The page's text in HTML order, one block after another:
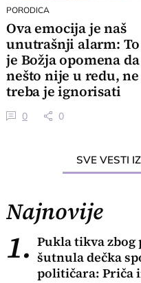
PORODICA
Ova emocija je naš
unutrašnji alarm: To
je Božja opomena da
nešto nije u redu, ne
treba je ignorisati
0 0
SVE VESTI
Najnovije
1. Pukla tikva zbog
šutnula dečka
političara: Priča